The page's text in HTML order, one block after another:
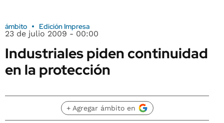
ámbito Edición Impresa
23 de julio 2009 - 00:00
Industriales piden continuidad
en la protección
+ Agregar ámbito en